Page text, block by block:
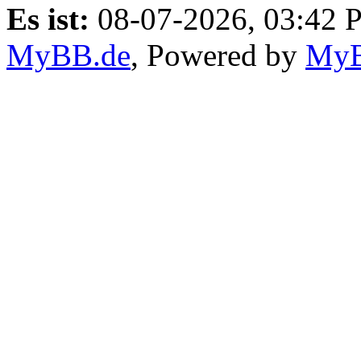
Es ist: 08-07-2026, 03:42
MyBB.de, Powered by